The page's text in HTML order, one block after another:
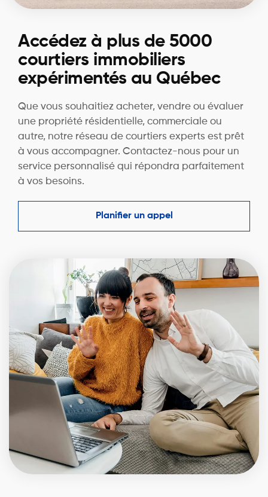
Accédez à plus de 5000
courtiers immobiliers
expérimentés au Québec
Que vous souhaitiez acheter, vendre ou évaluer
une propriété résidentielle, commerciale ou
autre, notre réseau de courtiers experts est prêt
à vous accompagner. Contactez-nous pour un
service personnalisé qui répondra parfaitement
à vos besoins.
Planifier un appel